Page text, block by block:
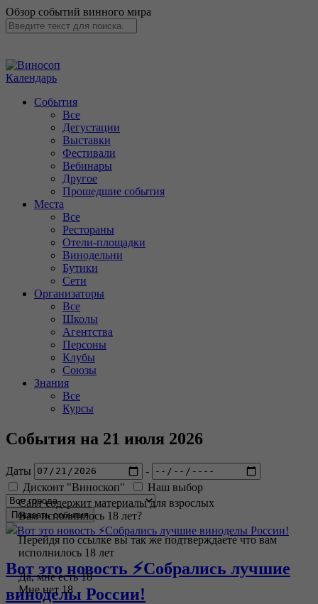
Обзор событий винного мира
Календарь
События
Все
Дегустации
Выставки
Фестивали
Вебинары
Другое
Прошедшие события
Места
Все
Рестораны
Отели-площадки
Винодельни
Бутики
Сети
Организаторы
Все
Школы
Агентства
Персоны
Клубы
Союзы
Знания
Все
Курсы
События на 21 июля 2026
Даты
-
Дисконт "Виноскоп"
Наш выбор
Вот это новость ⚡️Собрались лучшие
виноделы России!
Сайт содержит материалы для взрослых
Вам исполнилось 18 лет?
Перейдя по ссылке вы так же подтверждаете что вам
исполнилось 18 лет
Да, мне есть 18
Мне нет 18